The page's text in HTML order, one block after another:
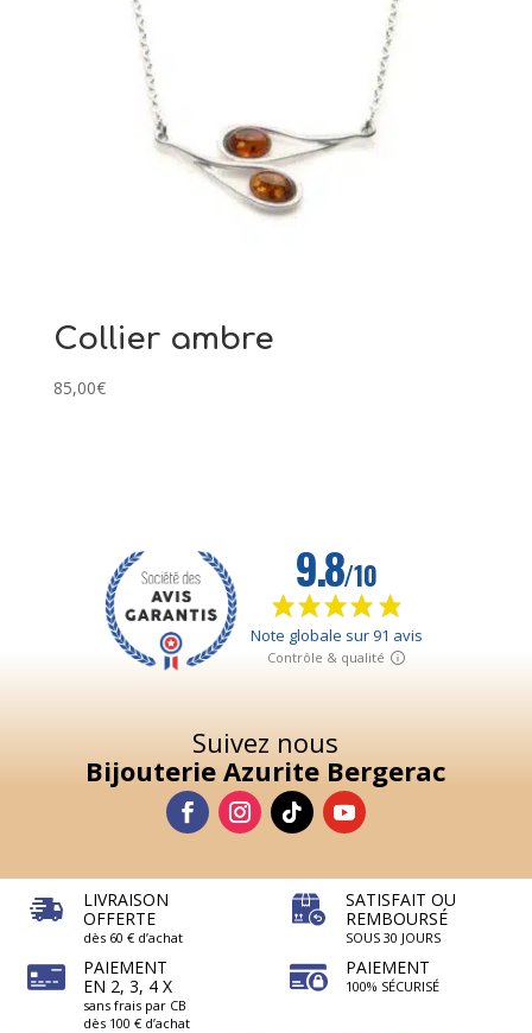
Collier ambre
85,00€
Suivez nous
Bijouterie Azurite Bergerac
LIVRAISON
OFFERTE
dès 60 € d’achat
PAIEMENT
EN 2, 3, 4 X
sans frais par CB
dès 100 € d’achat
SATISFAIT OU
REMBOURSÉ
SOUS 30 JOURS
PAIEMENT
100% SÉCURISÉ